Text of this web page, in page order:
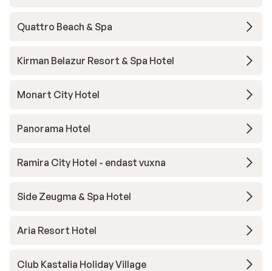
Quattro Beach & Spa
Kirman Belazur Resort & Spa Hotel
Monart City Hotel
Panorama Hotel
Ramira City Hotel - endast vuxna
Side Zeugma & Spa Hotel
Aria Resort Hotel
Club Kastalia Holiday Village